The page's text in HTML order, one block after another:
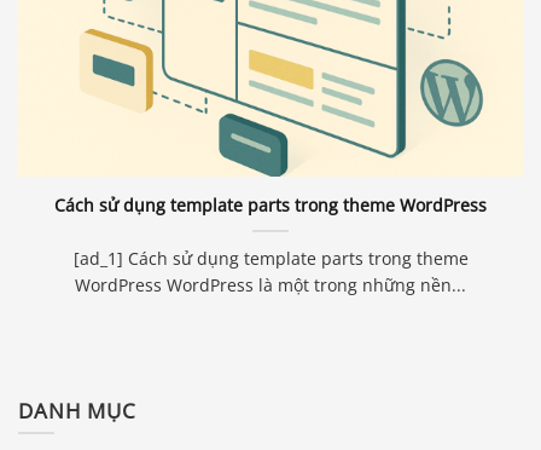
Cách sử dụng template parts trong theme WordPress
[ad_1] Cách sử dụng template parts trong theme
WordPress WordPress là một trong những nền...
DANH MỤC